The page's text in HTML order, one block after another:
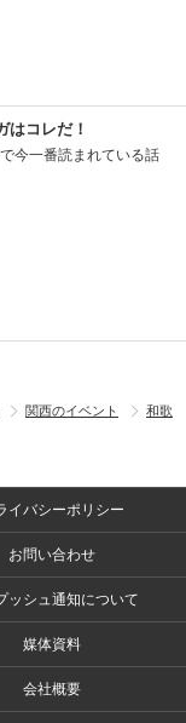
はコレだ！
今一番読まれている話
関西のイベント
和歌
イバシーポリシー
お問い合わせ
ッシュ通知について
媒体資料
会社概要